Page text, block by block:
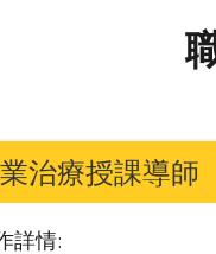
治療授課導師
詳情: